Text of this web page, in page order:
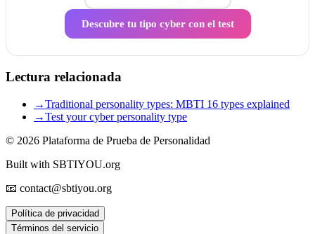
Descubre tu tipo cyber con el test
Lectura relacionada
→Traditional personality types: MBTI 16 types explained
→Test your cyber personality type
© 2026 Plataforma de Prueba de Personalidad
Built with SBTIYOU.org
📧 contact@sbtiyou.org
Política de privacidad
Términos del servicio